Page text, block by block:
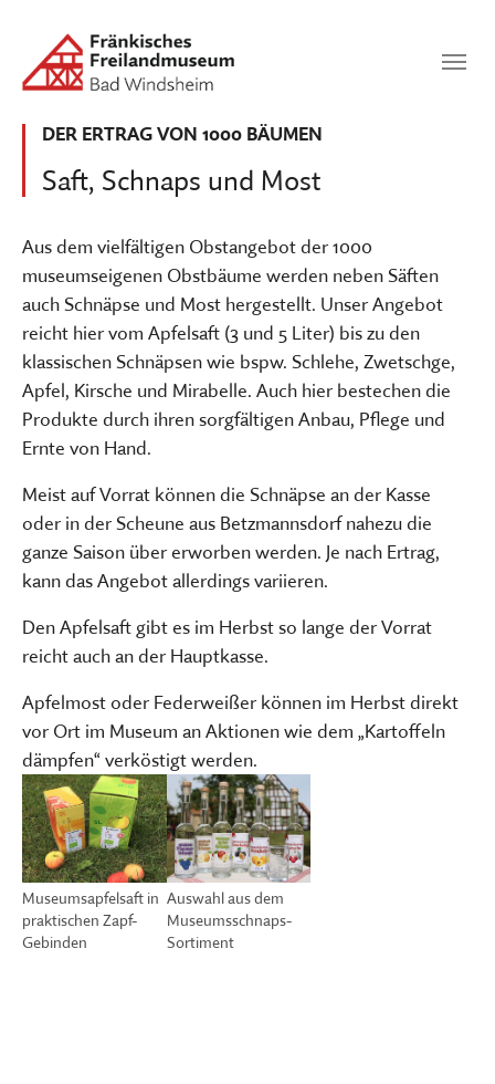
SUCHEN
Museumsapfelsaft in
praktischen Zapf-
Gebinden
Auswahl aus dem
Museumsschnaps-
Sortiment
Saft, Schnaps und Most
DER ERTRAG VON 1000 BÄUMEN
Aus dem vielfältigen Obstangebot der 1000
museumseigenen Obstbäume werden neben Säften
auch Schnäpse und Most hergestellt. Unser Angebot
reicht hier vom Apfelsaft (3 und 5 Liter) bis zu den
klassischen Schnäpsen wie bspw. Schlehe, Zwetschge,
Apfel, Kirsche und Mirabelle. Auch hier bestechen die
Produkte durch ihren sorgfältigen Anbau, Pflege und
Ernte von Hand.
Meist auf Vorrat können die Schnäpse an der Kasse
oder in der Scheune aus Betzmannsdorf nahezu die
ganze Saison über erworben werden. Je nach Ertrag,
kann das Angebot allerdings variieren.
Den Apfelsaft gibt es im Herbst so lange der Vorrat
reicht auch an der Hauptkasse.
Apfelmost oder Federweißer können im Herbst direkt
vor Ort im Museum an Aktionen wie dem „Kartoffeln
dämpfen“ verköstigt werden.